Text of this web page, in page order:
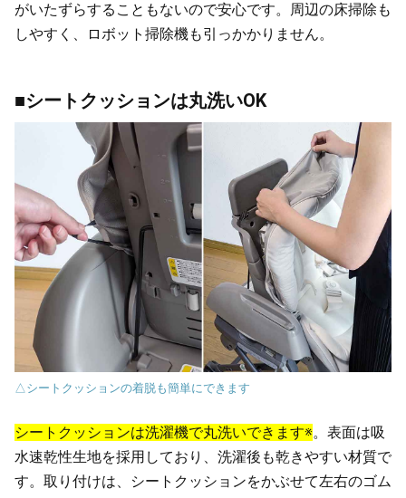
がいたずらすることもないので安心です。周辺の床掃除も
しやすく、ロボット掃除機も引っかかりません。
■シートクッションは丸洗いOK
△シートクッションの着脱も簡単にできます
シートクッションは洗濯機で丸洗いできます※。表面は吸
水速乾性生地を採用しており、洗濯後も乾きやすい材質で
す。取り付けは、シートクッションをかぶせて左右のゴム